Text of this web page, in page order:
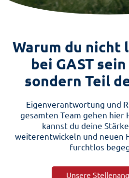
Warum du nicht
bei GAST
sondern Teil
Eigenverantwortung und
gesamten Team gehen hier
kannst du deine
weiterentwickeln und neuen
furchtlos
Unsere